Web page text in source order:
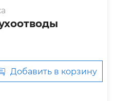
Добавить в корзину